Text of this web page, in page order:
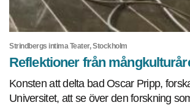
Strindbergs intima Teater, Stockholm
Reflektioner från
Konsten att delta bad Oscar Pripp,
Universitet, att se över den forskning